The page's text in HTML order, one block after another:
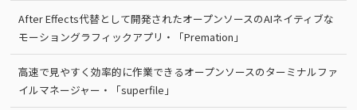
After Effects代替として開発されたオープンソースのAIネイティブな
モーショングラフィックアプリ・「Premation」
高速で見やすく効率的に作業できるオープンソースのターミナルファ
イルマネージャー・「superfile」